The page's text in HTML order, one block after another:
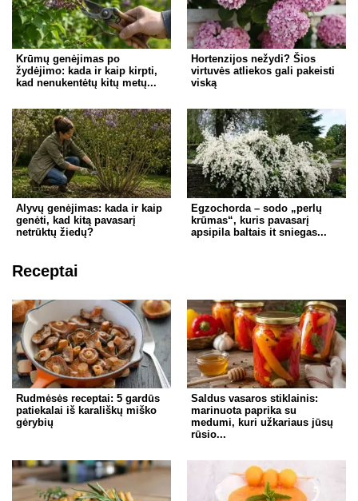
Krūmų genėjimas po
žydėjimo: kada ir kaip kirpti,
kad nenukentėtų kitų metų...
Hortenzijos nežydi? Šios
virtuvės atliekos gali pakeisti
viską
Alyvų genėjimas: kada ir kaip
genėti, kad kitą pavasarį
netrūktų žiedų?
Egzochorda – sodo „perlų
krūmas“, kuris pavasarį
apsipila baltais it sniegas...
Receptai
Rudmėsės receptai: 5 gardūs
patiekalai iš karališkų miško
gėrybių
Saldus vasaros stiklainis:
marinuota paprika su
medumi, kuri užkariaus jūsų
rūsio...